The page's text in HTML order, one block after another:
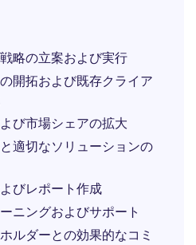
略の立案および実行
開拓および既存クライア
び市場シェアの拡大
適切なソリューションの
びレポート作成
ニングおよびサポート
ルダーとの効果的なコミ